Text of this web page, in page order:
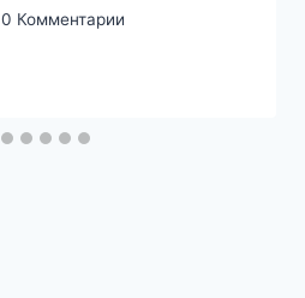
0 Комментарии